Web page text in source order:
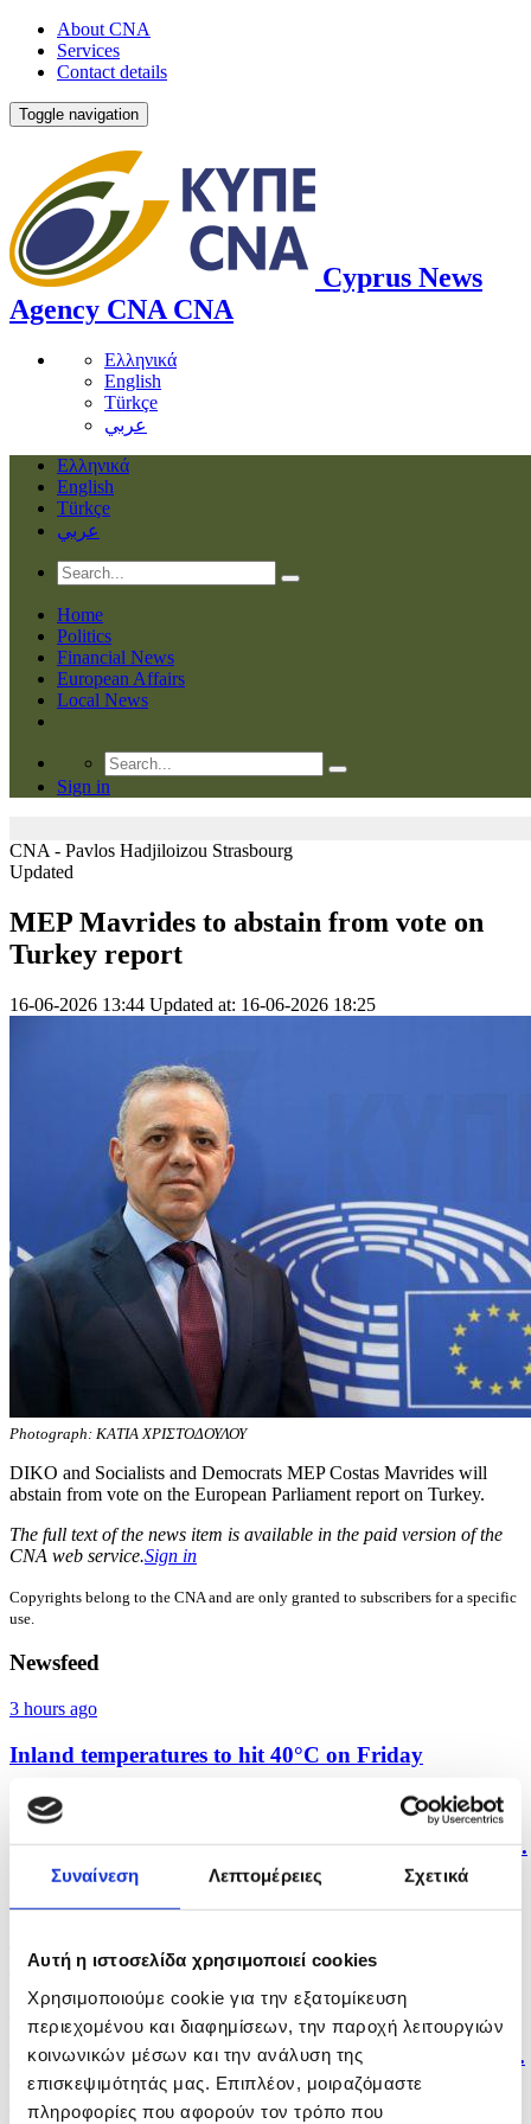
Συναίνεση Λεπτομέρειες Σχετικά
Αυτή η ιστοσελίδα χρησιμοποιεί cookies
Χρησιμοποιούμε cookie για την εξατομίκευση
περιεχομένου και διαφημίσεων, την παροχή λειτουργιών
κοινωνικών μέσων και την ανάλυση της
επισκεψιμότητάς μας. Επιπλέον, μοιραζόμαστε
πληροφορίες που αφορούν τον τρόπο που
About CNA
Services
Contact details
Toggle navigation
Cyprus News
Agency CNA CNA
Ελληνικά
English
Türkçe
عربي
Ελληνικά
English
Türkçe
عربي
Home
Politics
Financial News
European Affairs
Local News
Sign in
CNA - Pavlos Hadjiloizou Strasbourg
Updated
MEP Mavrides to abstain from vote on
Turkey report
16-06-2026 13:44 Updated at: 16-06-2026 18:25
Photograph: ΚΑΤΙΑ ΧΡΙΣΤΟΔΟΥΛΟΥ
DIKO and Socialists and Democrats MEP Costas Mavrides will
abstain from vote on the European Parliament report on Turkey.
The full text of the news item is available in the paid version of the
CNA web service.Sign in
Copyrights belong to the CNA and are only granted to subscribers for a specific
use.
Newsfeed
3 hours ago
Inland temperatures to hit 40°C on Friday
3 hours ago
Paphos FC lost 1-0 against Salzburg in 3rd Europa...
the...
11 hours ago
PSEKA: Cyprus is not a problem but a solution for...
13 hours ago